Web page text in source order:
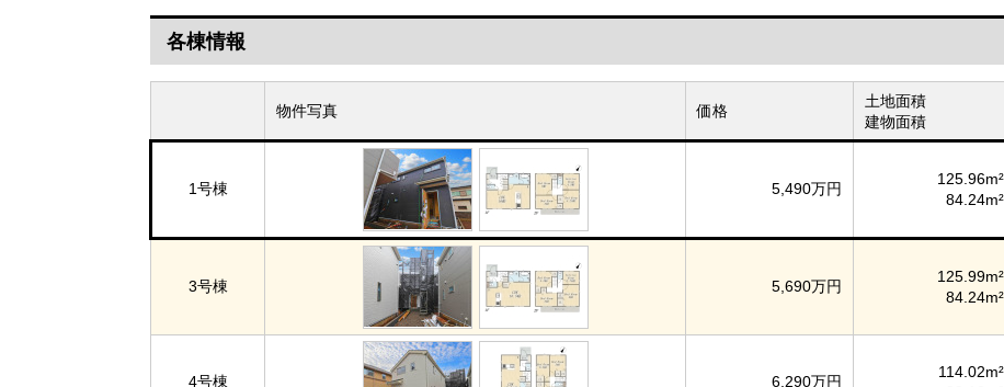
各棟情報
物件写真 価格
土地面積
建物面積
1号棟 5,490万円
125.96m²
84.24m²
3号棟 5,690万円
125.99m²
84.24m²
4号棟 6,290万円
114.02m²